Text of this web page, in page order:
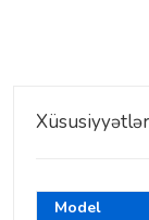
Xüsusiyyətlər
Model